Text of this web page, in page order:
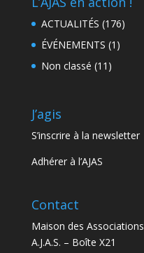
ACTUALITÉS (176)
ÉVÉNEMENTS (1)
Non classé (11)
J’agis
S’inscrire à la newsletter
Adhérer à l’AJAS
Contact
Maison des Associations
A.J.A.S. – Boîte X21